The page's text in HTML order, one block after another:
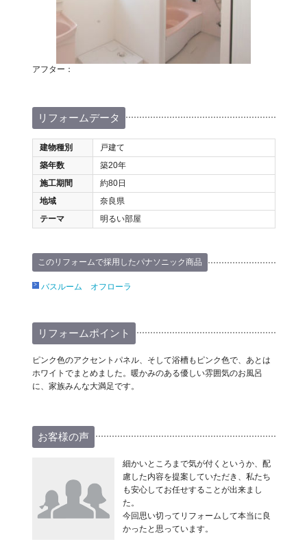
アフター：
リフォームデータ
建物種別
戸建て
築年数
築20年
施工期間
約80日
地域
奈良県
テーマ
明るい部屋
このリフォームで採用したパナソニック商品
バスルーム オフローラ
リフォームポイント
ピンク色のアクセントパネル、そして浴槽もピンク色で、あとは
ホワイトでまとめました。暖かみのある優しい雰囲気のお風呂
に、家族みんな大満足です。
お客様の声
細かいところまで気が付くというか、配
慮した内容を提案していただき、私たち
も安心してお任せすることが出来まし
た。
今回思い切ってリフォームして本当に良
かったと思っています。